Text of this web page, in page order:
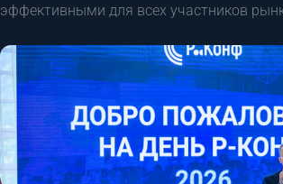
эффективными для всех участников